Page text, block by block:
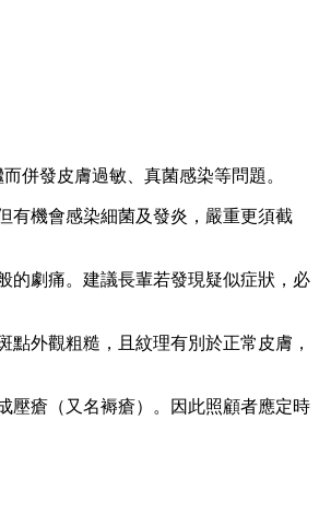
併發皮膚過敏、真菌感染等問題。
有機會感染細菌及發炎，嚴重更須截
的劇痛。建議長輩若發現疑似症狀，必
外觀粗糙，且紋理有別於正常皮膚，
壓瘡（又名褥瘡）。因此照顧者應定時